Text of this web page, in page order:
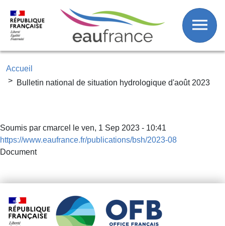
Aller au contenu principal
Fil d'Ariane
Accueil
Bulletin national de situation hydrologique d'août 2023
Soumis par cmarcel le ven, 1 Sep 2023 - 10:41
https://www.eaufrance.fr/publications/bsh/2023-08
Document